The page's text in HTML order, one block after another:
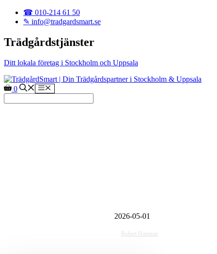
Hoppa till innehåll
☎ 010-214 61 50
✎ info@tradgardsmart.se
Trädgårdstjänster
Ditt lokala företag i Stockholm och Uppsala
0 Meny
2026-05-01
Robert Hammar